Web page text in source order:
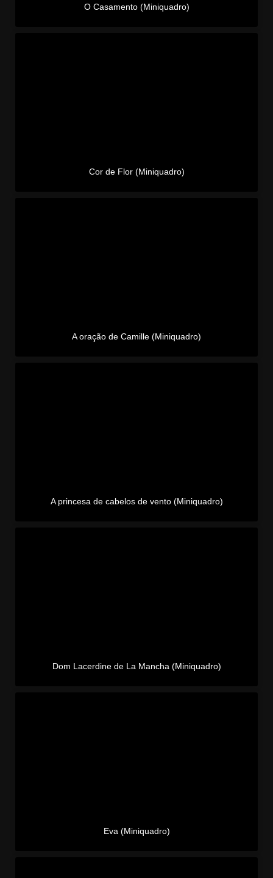
O Casamento (Miniquadro)
Cor de Flor (Miniquadro)
A oração de Camille (Miniquadro)
A princesa de cabelos de vento (Miniquadro)
Dom Lacerdine de La Mancha (Miniquadro)
Eva (Miniquadro)